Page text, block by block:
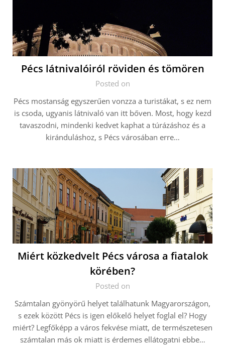
Pécs látnivalóiról röviden és tömören
Posted on
Pécs mostanság egyszerűen vonzza a turistákat, s ez nem
is csoda, ugyanis látnivaló van itt bőven. Most, hogy kezd
tavaszodni, mindenki kedvet kaphat a túrázáshoz és a
kiránduláshoz, s Pécs városában erre…
Miért közkedvelt Pécs városa a fiatalok
körében?
Posted on
Számtalan gyönyörű helyet találhatunk Magyarországon,
s ezek között Pécs is igen előkelő helyet foglal el? Hogy
miért? Legfőképp a város fekvése miatt, de természetesen
számtalan más ok miatt is érdemes ellátogatni ebbe…